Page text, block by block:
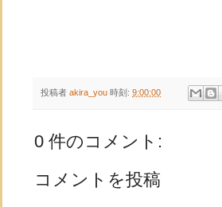
投稿者 akira_you 時刻: 9:00:00
0 件のコメント:
コメントを投稿